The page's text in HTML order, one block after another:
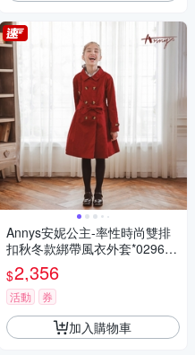
Annys安妮公主-率性時尚雙排
扣秋冬款綁帶風衣外套*0296紅
色
$2,356
活動 券
加入購物車